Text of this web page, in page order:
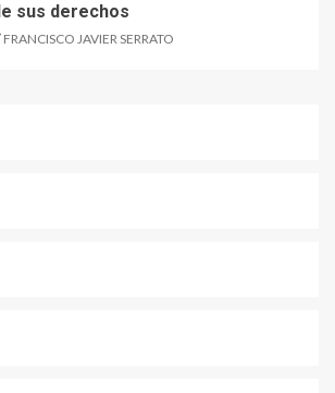
sus derechos
FRANCISCO JAVIER SERRATO